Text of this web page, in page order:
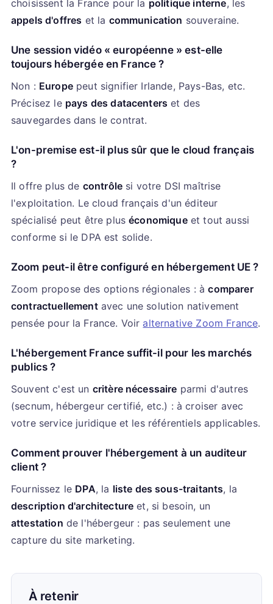
choisissent la France pour la politique interne, les
appels d'offres et la communication souveraine.
Une session vidéo « européenne » est-elle
toujours hébergée en France ?
Non : Europepeut signifier Irlande, Pays-Bas, etc.
Précisez le pays des datacenters et des
sauvegardes dans le contrat.
L'on-premise est-il plus sûr que le cloud français
?
Il offre plus de contrôle si votre DSI maîtrise
l'exploitation. Le cloud français d'un éditeur
spécialisé peut être pluséconomiqueet tout aussi
conforme si le DPA est solide.
Zoom peut-il être configuré en hébergement UE ?
Zoom propose des options régionales : àcomparer
contractuellementavec une solution nativement
pensée pour la France. Voir alternative Zoom France.
L'hébergement France suffit-il pour les marchés
publics ?
Souvent c'est un critère nécessaire parmi d'autres
(secnum, hébergeur certifié, etc.) : à croiser avec
votre service juridique et les référentiels applicables.
Comment prouver l'hébergement à un auditeur
client ?
Fournissez le DPA, la liste des sous-traitants, la
description d'architecture et, si besoin, un
attestation de l'hébergeur : pas seulement une
capture du site marketing.
À retenir